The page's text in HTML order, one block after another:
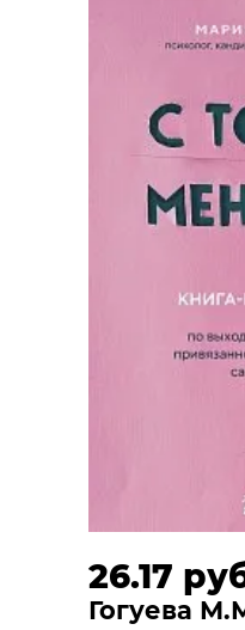
26.17
Гогуева